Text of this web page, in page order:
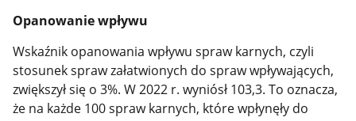
Opanowanie wpływu
Wskaźnik opanowania wpływu spraw karnych, czyli
stosunek spraw załatwionych do spraw wpływających,
zwiększył się o 3%. W 2022 r. wyniósł 103,3. To oznacza,
że na każde 100 spraw karnych, które wpłynęły do